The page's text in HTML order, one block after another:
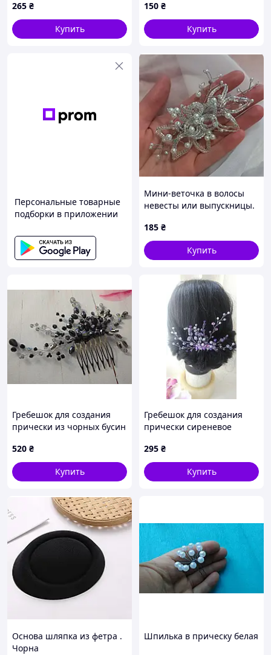
265 ₴
Купить
150 ₴
Купить
Персональные товарные
подборки в приложении
Мини-веточка в волосы
невесты или выпускницы.
185 ₴
Купить
Гребешок для создания
прически из чорных бусин
520 ₴
Купить
Гребешок для создания
прически сиреневое
295 ₴
Купить
Основа шляпка из фетра .
Чорна
Шпилька в прическу белая